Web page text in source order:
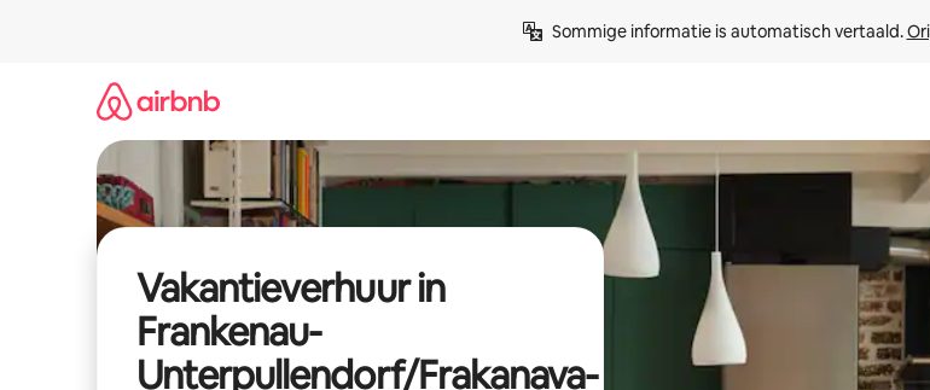
Sommige informatie is automatisch vertaald.
Vakantieverhuur in
Frankenau-
Unterpullendorf/Frakanava-